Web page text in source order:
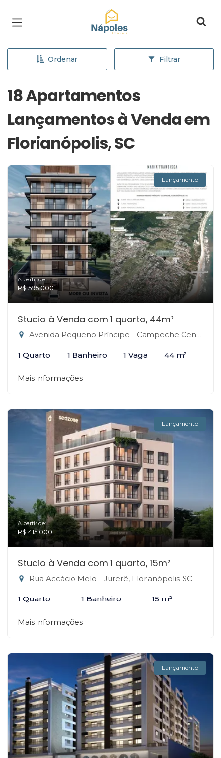
Página inicial
Ordenar Filtrar
18 Apartamentos
Lançamentos à Venda em
Florianópolis, SC
Lançamento
A partir de:
R$ 595.000
Studio à Venda com 1 quarto, 44m²
Avenida Pequeno Príncipe - Campeche Central, Florianópolis-SC
1 Quarto 1 Banheiro 1 Vaga 44 m²
Mais informações
Lançamento
A partir de:
R$ 415.000
Studio à Venda com 1 quarto, 15m²
Rua Accácio Melo - Jurerê, Florianópolis-SC
1 Quarto 1 Banheiro 15 m²
Mais informações
Lançamento